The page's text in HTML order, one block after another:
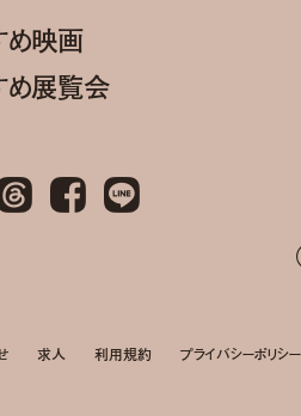
映画
展覧会
Facebook LINE
求人 利用規約 プライバシーポリシー